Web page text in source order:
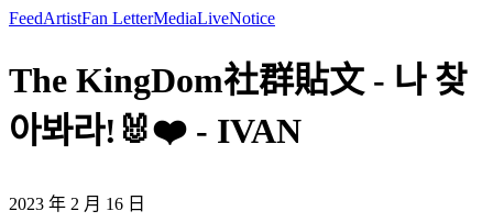
FeedArtistFan LetterMediaLiveNotice
The KingDom社群貼文 - 나 찾
아봐라!🐰❤️ - IVAN
2023 年 2 月 16 日